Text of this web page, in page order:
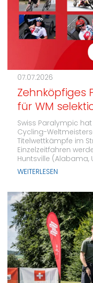
07.07.2026
Zehnköpfiges
für WM
Swiss Paralympic
Cycling-
Titelwettkämpfe im
Einzelzeitfahren
Huntsville (Alabama,
WEITERLESEN